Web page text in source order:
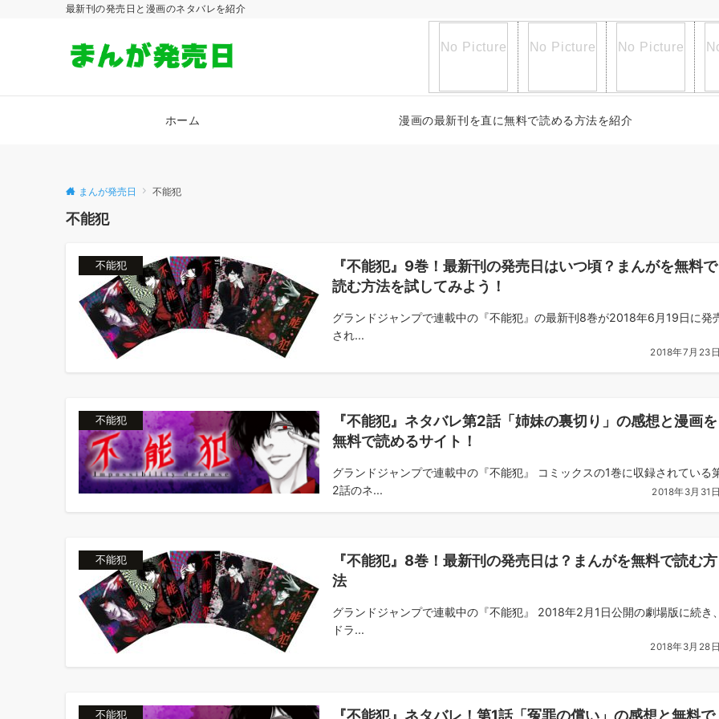
最新刊の発売日と漫画のネタバレを紹介
ホーム 漫画の最新刊を直に無料で読める方法を紹介
まんが発売日 不能犯
不能犯
不能犯
『不能犯』9巻！最新刊の発売日はいつ頃？まんがを無料で
読む方法を試してみよう！
グランドジャンプで連載中の『不能犯』の最新刊8巻が2018年6月19日に発
され...
2018年7月23日
不能犯
『不能犯』ネタバレ第2話「姉妹の裏切り」の感想と漫画を
無料で読めるサイト！
グランドジャンプで連載中の『不能犯』 コミックスの1巻に収録されている
2話のネ...
2018年3月31日
不能犯
『不能犯』8巻！最新刊の発売日は？まんがを無料で読む方
法
グランドジャンプで連載中の『不能犯』 2018年2月1日公開の劇場版に続き、
ドラ...
2018年3月28日
不能犯 『不能犯』ネタバレ！第1話「冤罪の償い」の感想と無料で